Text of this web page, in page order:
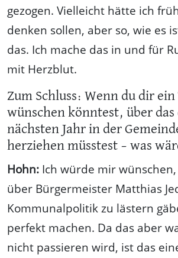
gezogen. Vielleicht hätte ich
denken sollen, aber so, wie es
das. Ich mache das in und für
mit Herzblut.
Zum Schluss: Wenn du dir
wünschen könntest, über das
nächsten Jahr in der
herziehen müsstest – was
Hohn: Ich würde mir
über Bürgermeister Matthias
Kommunalpolitik zu lästern
perfekt machen. Da das aber
nicht passieren wird, ist das